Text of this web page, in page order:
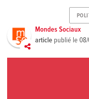
Mondes Sociaux
article publié le